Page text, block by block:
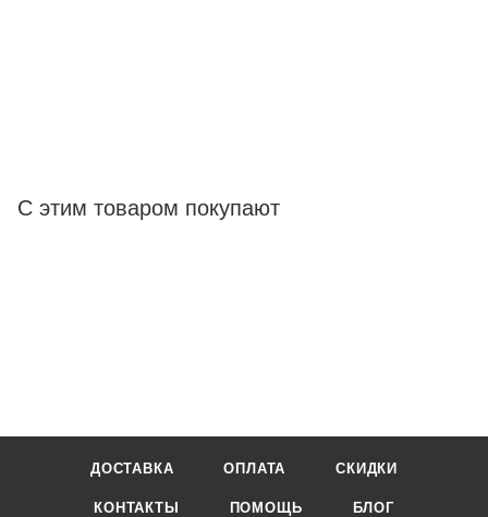
С этим товаром покупают
ДОСТАВКА ОПЛАТА СКИДКИ
КОНТАКТЫ ПОМОЩЬ БЛОГ